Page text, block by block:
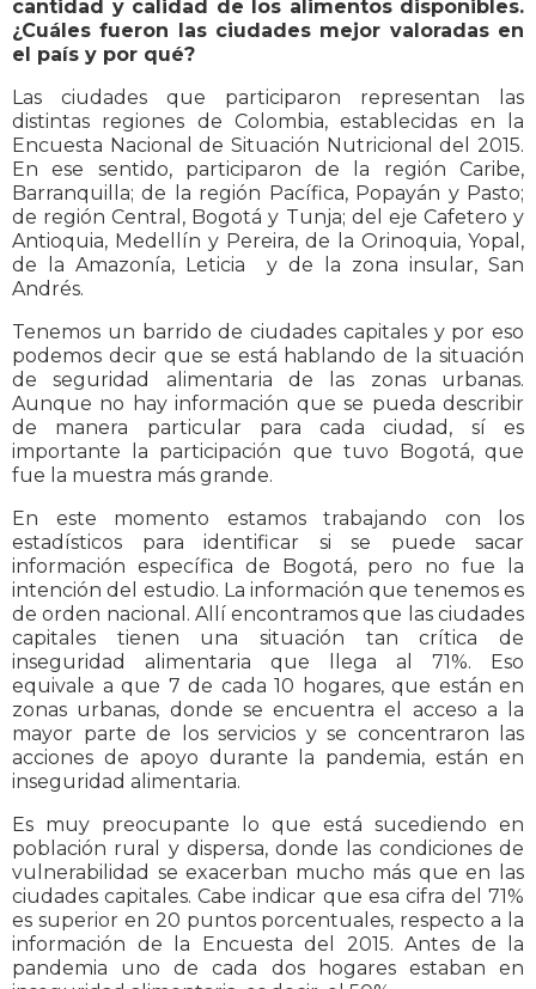
cantidad y calidad de los alimentos disponibles.
¿Cuáles fueron las ciudades mejor valoradas en
el país y por qué?
Las ciudades que participaron representan las
distintas regiones de Colombia, establecidas en la
Encuesta Nacional de Situación Nutricional del 2015.
En ese sentido, participaron de la región Caribe,
Barranquilla; de la región Pacífica, Popayán y Pasto;
de región Central, Bogotá y Tunja; del eje Cafetero y
Antioquia, Medellín y Pereira, de la Orinoquia, Yopal,
de la Amazonía, Leticia y de la zona insular, San
Andrés.
Tenemos un barrido de ciudades capitales y por eso
podemos decir que se está hablando de la situación
de seguridad alimentaria de las zonas urbanas.
Aunque no hay información que se pueda describir
de manera particular para cada ciudad, sí es
importante la participación que tuvo Bogotá, que
fue la muestra más grande.
En este momento estamos trabajando con los
estadísticos para identificar si se puede sacar
información específica de Bogotá, pero no fue la
intención del estudio. La información que tenemos es
de orden nacional. Allí encontramos que las ciudades
capitales tienen una situación tan crítica de
inseguridad alimentaria que llega al 71%. Eso
equivale a que 7 de cada 10 hogares, que están en
zonas urbanas, donde se encuentra el acceso a la
mayor parte de los servicios y se concentraron las
acciones de apoyo durante la pandemia, están en
inseguridad alimentaria.
Es muy preocupante lo que está sucediendo en
población rural y dispersa, donde las condiciones de
vulnerabilidad se exacerban mucho más que en las
ciudades capitales. Cabe indicar que esa cifra del 71%
es superior en 20 puntos porcentuales, respecto a la
información de la Encuesta del 2015. Antes de la
pandemia uno de cada dos hogares estaban en